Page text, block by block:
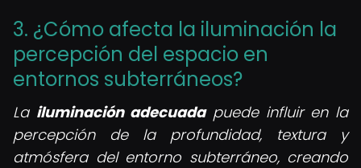
3. ¿Cómo afecta la iluminación la
percepción del espacio en
entornos subterráneos?
La iluminación adecuadapuede influir en la
percepción de la profundidad, textura y
atmósfera del entorno subterráneo, creando